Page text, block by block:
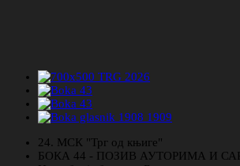
24. МСК "Трг од књиге"
БОКА 44 - ПОЗИВ АУТОРИМА И